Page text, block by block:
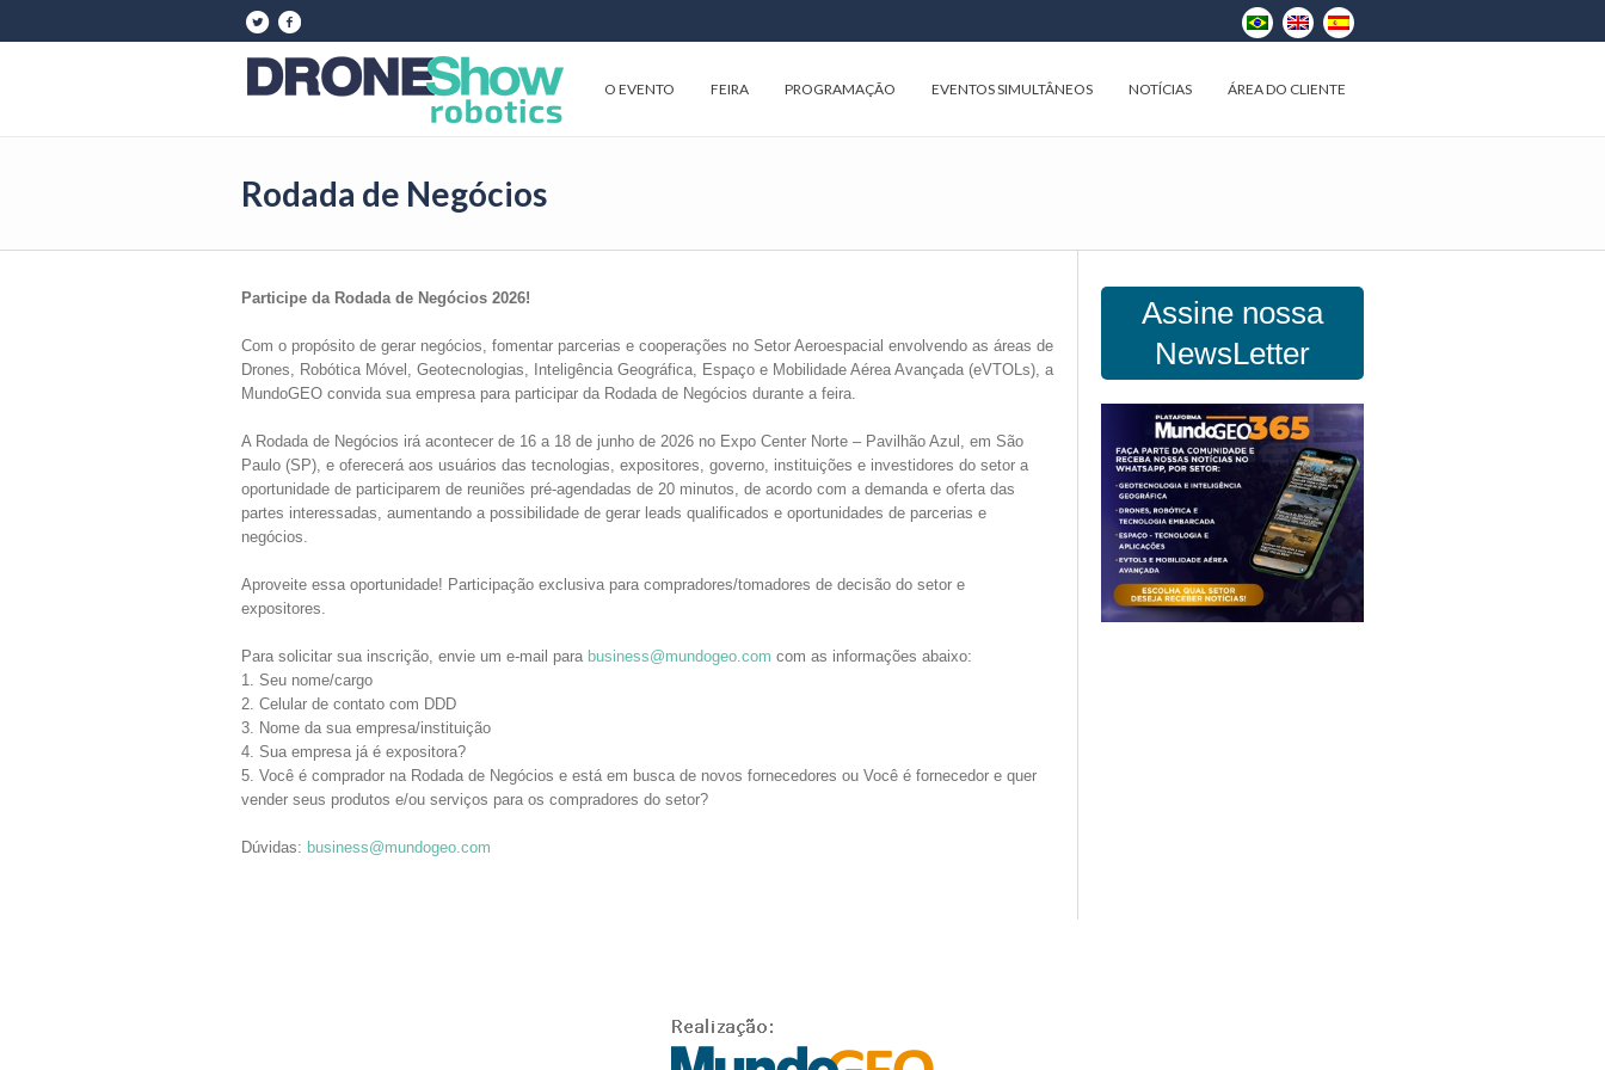
O EVENTO FEIRA PROGRAMAÇÃO EVENTOS SIMULTÂNEOS NOTÍCIAS ÁREA DO CLIENTE
Rodada de Negócios
Participe da Rodada de Negócios 2026!
Com o propósito de gerar negócios, fomentar parcerias e cooperações no Setor Aeroespacial envolvendo as áreas de
Drones, Robótica Móvel, Geotecnologias, Inteligência Geográfica, Espaço e Mobilidade Aérea Avançada (eVTOLs), a
MundoGEO convida sua empresa para participar da Rodada de Negócios durante a feira.
A Rodada de Negócios irá acontecer de 16 a 18 de junho de 2026 no Expo Center Norte – Pavilhão Azul, em São
Paulo (SP), e oferecerá aos usuários das tecnologias, expositores, governo, instituições e investidores do setor a
oportunidade de participarem de reuniões pré-agendadas de 20 minutos, de acordo com a demanda e oferta das
partes interessadas, aumentando a possibilidade de gerar leads qualificados e oportunidades de parcerias e
negócios.
Aproveite essa oportunidade! Participação exclusiva para compradores/tomadores de decisão do setor e
expositores.
Para solicitar sua inscrição, envie um e-mail para business@mundogeo.com com as informações abaixo:
1. Seu nome/cargo
2. Celular de contato com DDD
3. Nome da sua empresa/instituição
4. Sua empresa já é expositora?
5. Você é comprador na Rodada de Negócios e está em busca de novos fornecedores ou Você é fornecedor e quer
vender seus produtos e/ou serviços para os compradores do setor?
Dúvidas: business@mundogeo.com
Assine nossa
NewsLetter